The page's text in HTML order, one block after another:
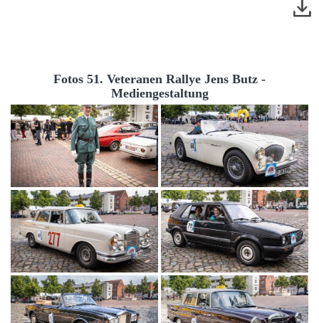
Fotos 51. Veteranen Rallye Jens Butz -
Mediengestaltung